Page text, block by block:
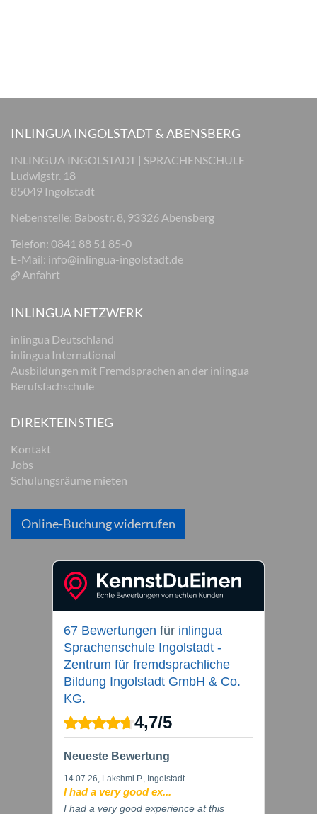
INLINGUA INGOLSTADT & ABENSBERG
INLINGUA INGOLSTADT | SPRACHENSCHULE
Ludwigstr. 18
85049 Ingolstadt
Nebenstelle: Babostr. 8, 93326 Abensberg
Telefon: 0841 88 51 85-0
E-Mail: info@inlingua-ingolstadt.de
Anfahrt
INLINGUA NETZWERK
inlingua Deutschland
inlingua International
Ausbildungen mit Fremdsprachen an der inlingua
Berufsfachschule
DIREKTEINSTIEG
Kontakt
Jobs
Schulungsräume mieten
Online-Buchung widerrufen
67 Bewertungen für inlingua
Sprachenschule Ingolstadt -
Zentrum für fremdsprachliche
Bildung Ingolstadt GmbH & Co.
KG.
4,7/5
Neueste Bewertung
14.07.26, Lakshmi P., Ingolstadt
I had a very good ex...
I had a very good experience at this